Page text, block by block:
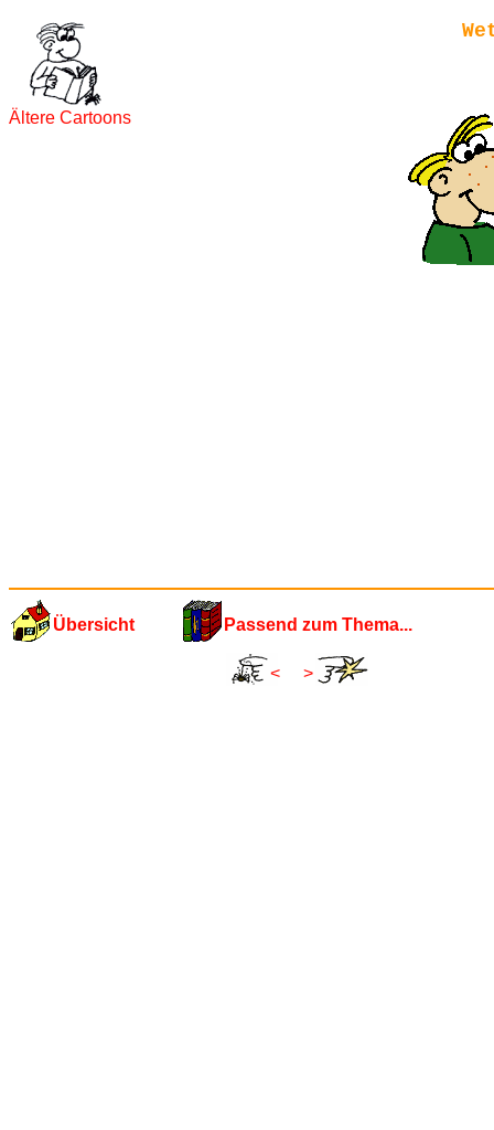
Ältere Cartoons
Übersicht Passend zum Thema...
< >